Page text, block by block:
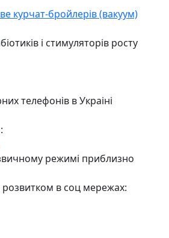
курчат-бройлерів (вакуум)
i стимуляторiв росту
телефонiв в Украiнi
режимі приблизно
в соц мережах: